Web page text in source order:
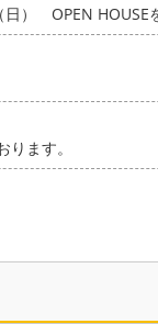
） OPEN HOUSE
ます。